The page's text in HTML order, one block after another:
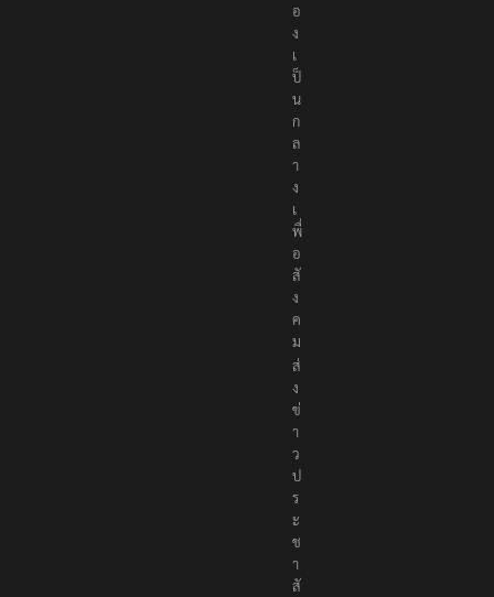
อ
ง
เ
ป็
น
ก
ล
า
ง
เ
พื่
อ
สั
ง
ค
ม
ส่
ง
ข่
า
ว
ป
ร
ะ
ช
า
สั